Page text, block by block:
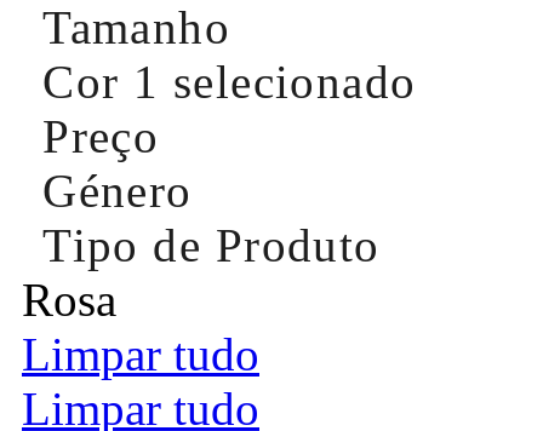
Tamanho
Cor 1 selecionado
Preço
Género
Tipo de Produto
Rosa
Limpar tudo
Limpar tudo